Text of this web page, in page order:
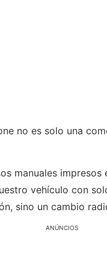
no es solo una
manuales
vehículo con
sino un cambio
ANÚNCIOS